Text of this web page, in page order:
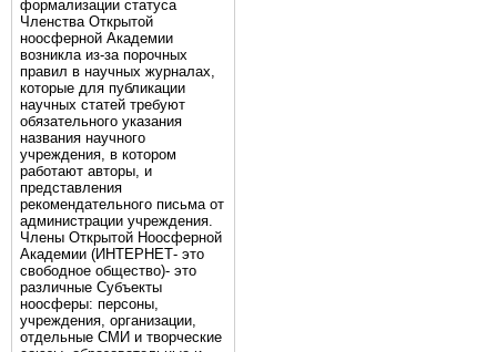
формализации статуса
Членства Открытой
ноосферной Академии
возникла из-за порочных
правил в научных журналах,
которые для публикации
научных статей требуют
обязательного указания
названия научного
учреждения, в котором
работают авторы, и
представления
рекомендательного письма от
администрации учреждения.
Члены Открытой Ноосферной
Академии (ИНТЕРНЕТ- это
свободное общество)- это
различные Субъекты
ноосферы: персоны,
учреждения, организации,
отдельные СМИ и творческие